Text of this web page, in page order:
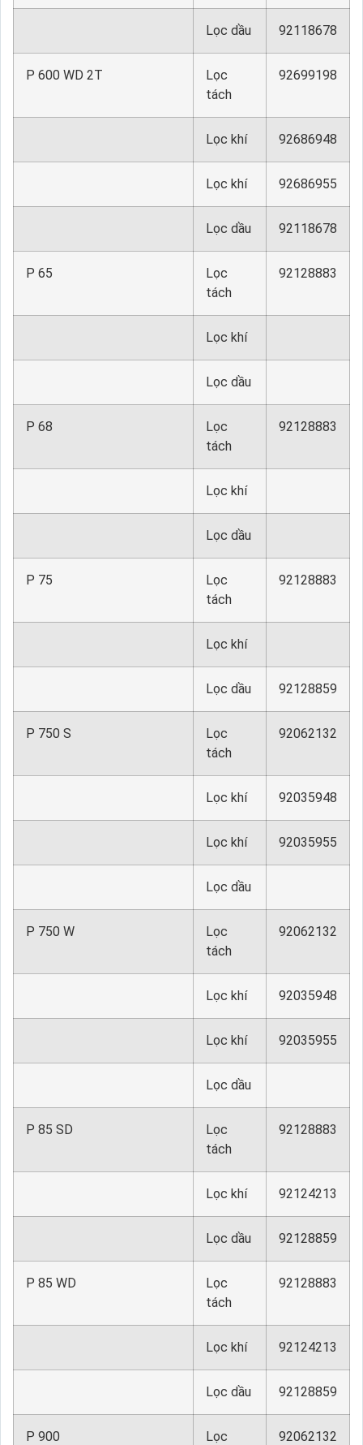
Lọc dầu 92118678
P 600 WD 2T
Lọc
tách
92699198
Lọc khí 92686948
Lọc khí 92686955
Lọc dầu 92118678
P 65
Lọc
tách
92128883
Lọc khí
Lọc dầu
P 68
Lọc
tách
92128883
Lọc khí
Lọc dầu
P 75
Lọc
tách
92128883
Lọc khí
Lọc dầu 92128859
P 750 S
Lọc
tách
92062132
Lọc khí 92035948
Lọc khí 92035955
Lọc dầu
P 750 W
Lọc
tách
92062132
Lọc khí 92035948
Lọc khí 92035955
Lọc dầu
P 85 SD
Lọc
tách
92128883
Lọc khí 92124213
Lọc dầu 92128859
P 85 WD
Lọc
tách
92128883
Lọc khí 92124213
Lọc dầu 92128859
P 900 Lọc 92062132